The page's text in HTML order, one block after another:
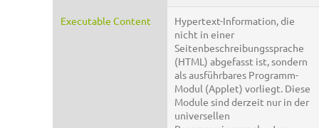
Executable Content
Hypertext-Information, die
nicht in einer
Seitenbeschreibungssprache
(HTML) abgefasst ist, sondern
als ausführbares Programm-
Modul (Applet) vorliegt. Diese
Module sind derzeit nur in der
universellen